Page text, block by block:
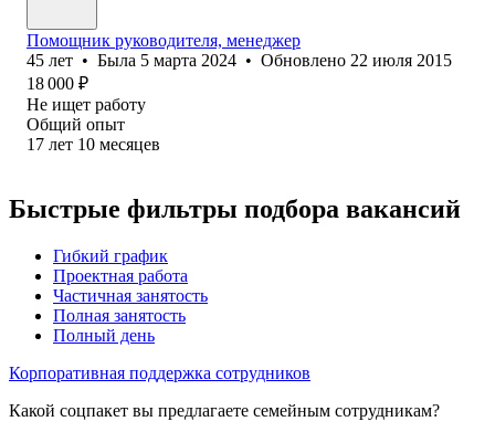
Помощник руководителя, менеджер
45 лет • Была 5 марта 2024 • Обновлено 22 июля 2015
18 000 ₽
Не ищет работу
Общий опыт
17 лет 10 месяцев
Быстрые фильтры подбора вакансий
Гибкий график
Проектная работа
Частичная занятость
Полная занятость
Полный день
Корпоративная поддержка сотрудников
Какой соцпакет вы предлагаете семейным сотрудникам?